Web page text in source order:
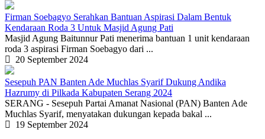
Firman Soebagyo Serahkan Bantuan Aspirasi Dalam Bentuk
Kendaraan Roda 3 Untuk Masjid Agung Pati
Masjid Agung Baitunnur Pati menerima bantuan 1 unit kendaraan
roda 3 aspirasi Firman Soebagyo dari ...
20 September 2024
Sesepuh PAN Banten Ade Muchlas Syarif Dukung Andika
Hazrumy di Pilkada Kabupaten Serang 2024
SERANG - Sesepuh Partai Amanat Nasional (PAN) Banten Ade
Muchlas Syarif, menyatakan dukungan kepada bakal ...
19 September 2024